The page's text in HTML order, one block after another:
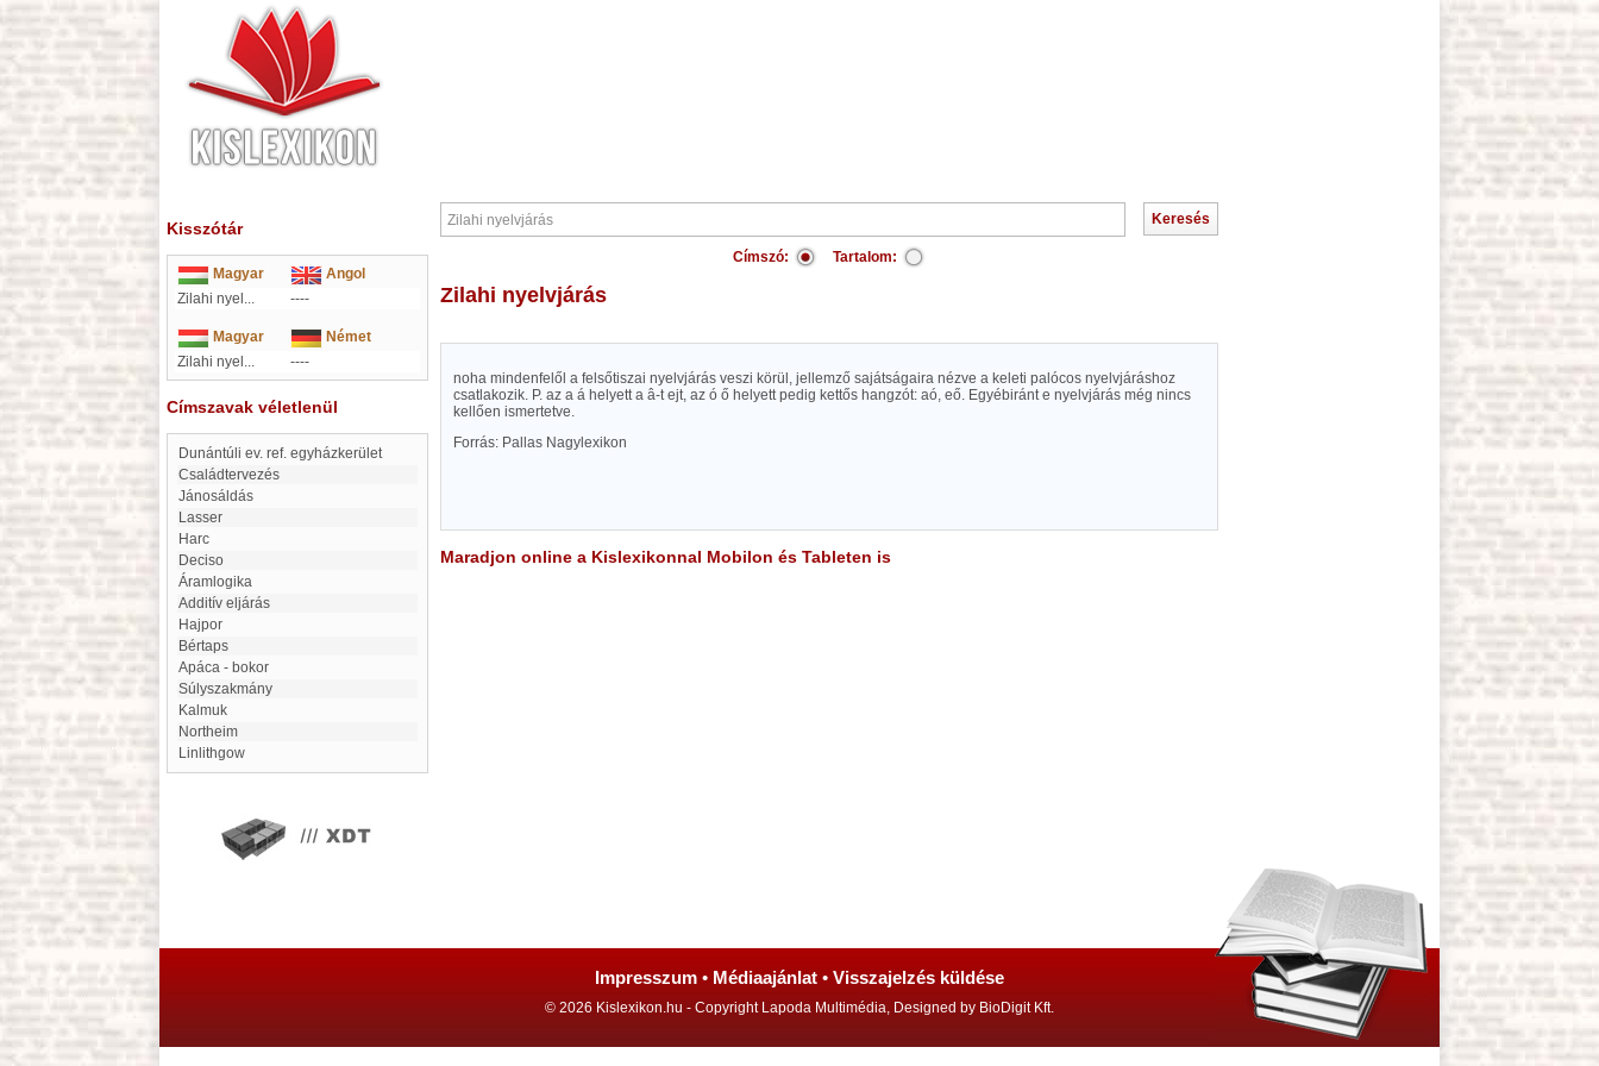
Kisszótár
Magyar
Angol
Zilahi nyel...
----
Magyar
Német
Zilahi nyel...
----
Címszavak véletlenül
Dunántúli ev. ref. egyházkerület
Családtervezés
Jánosáldás
Lasser
Harc
deciso
Áramlogika
Additív eljárás
Hajpor
bértaps
Apáca - bokor
Súlyszakmány
Kalmuk
Northeim
Linlithgow
Címszó: Tartalom:
Zilahi nyelvjárás
noha mindenfelől a felsőtiszai nyelvjárás veszi körül, jellemző sajátságaira nézve a keleti palócos nyelvjáráshoz
csatlakozik. P. az a á helyett a â-t ejt, az ó ő helyett pedig kettős hangzót: aó, eő. Egyébiránt e nyelvjárás még nincs
kellően ismertetve.
Forrás: Pallas Nagylexikon
Maradjon online a Kislexikonnal Mobilon és Tableten is
Impresszum • Médiaajánlat • Visszajelzés küldése
© 2026 Kislexikon.hu - Copyright Lapoda Multimédia, Designed by BioDigit Kft.